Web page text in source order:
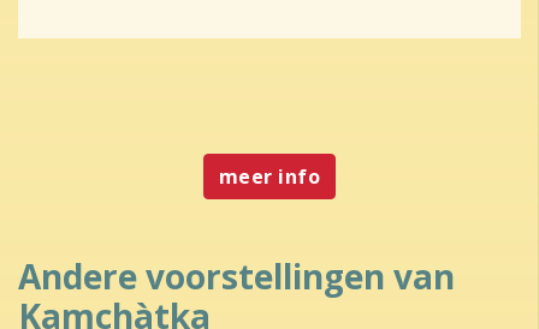
meer info
Andere voorstellingen van
Kamchàtka